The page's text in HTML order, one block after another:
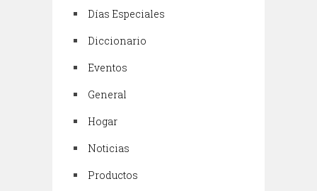
Días Especiales
Diccionario
Eventos
General
Hogar
Noticias
Productos